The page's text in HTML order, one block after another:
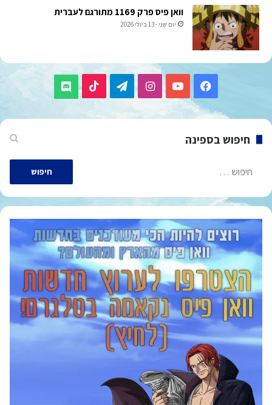
וואן פיס פרק 1169 מתורגם לעברית
יום שני - 13 ביולי 2026
Facebook
YouTube
Instagram
Telegram
TikTok
Discord
חיפוש בספינה
חיפוש: